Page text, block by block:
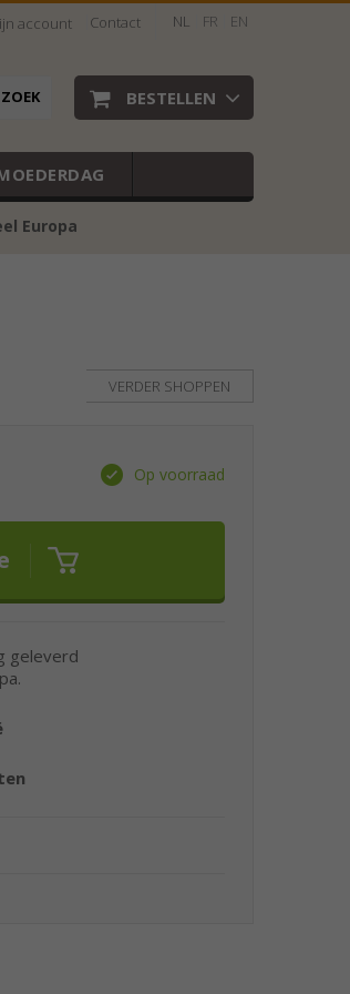
account Contact NL FR EN
ZOEK BESTELLEN
Europa
VERDER SHOPPEN
Op voorraad
geleverd